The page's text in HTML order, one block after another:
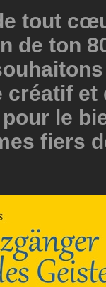
tout
de ton
créatif
le
fiers